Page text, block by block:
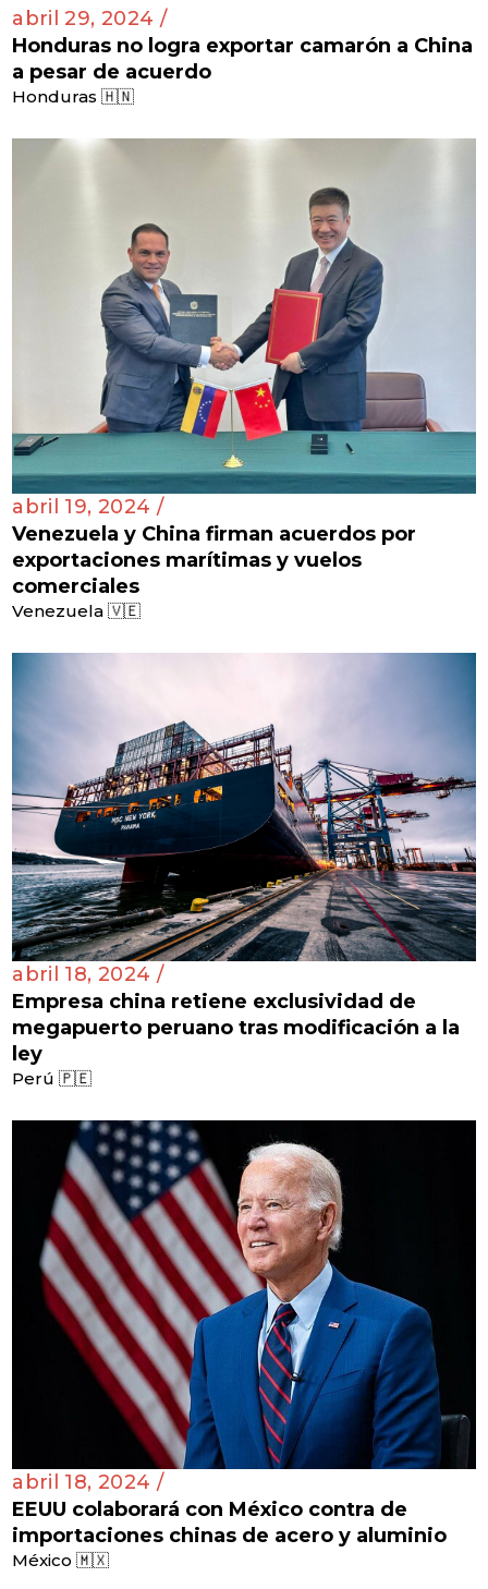
abril 29, 2024 /
Honduras no logra exportar camarón a China
a pesar de acuerdo
Honduras 🇭🇳
abril 19, 2024 /
Venezuela y China firman acuerdos por
exportaciones marítimas y vuelos
comerciales
Venezuela 🇻🇪
abril 18, 2024 /
Empresa china retiene exclusividad de
megapuerto peruano tras modificación a la
ley
Perú 🇵🇪
abril 18, 2024 /
EEUU colaborará con México contra de
importaciones chinas de acero y aluminio
México 🇲🇽